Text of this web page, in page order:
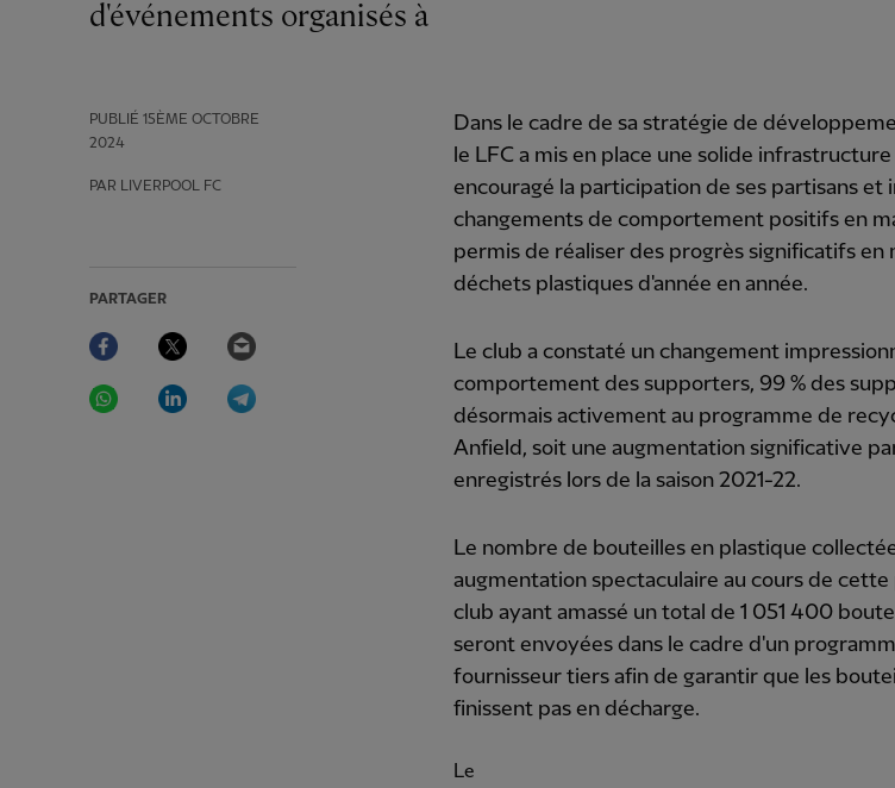
PUBLIÉ 15ÈME OCTOBRE
2024
PAR LIVERPOOL FC
PARTAGER
Facebook Twitter
WhatsAppLinkedIn
d'événements organisés à
Dans le cadre de sa stratégie de
le LFC a mis en place une solide
encouragé la participation de ses partisans et
changements de comportement positifs en
permis de réaliser des progrès significatifs
déchets plastiques d'année en année.
Le club a constaté un changement
comportement des supporters, 99 % des
désormais activement au programme de
Anfield, soit une augmentation significative
enregistrés lors de la saison 2021-22.
Le nombre de bouteilles en plastique
augmentation spectaculaire au cours de cette
club ayant amassé un total de 1 051 400
seront envoyées dans le cadre d'un
fournisseur tiers afin de garantir que les
finissent pas en décharge.
Le